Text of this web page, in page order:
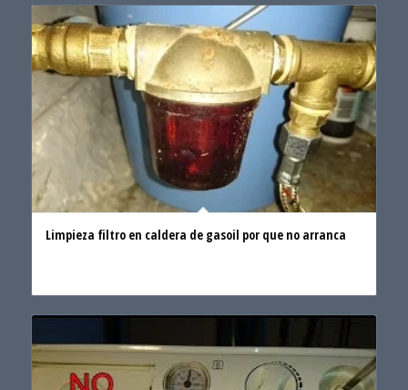
Limpieza filtro en caldera de gasoil por que no arranca